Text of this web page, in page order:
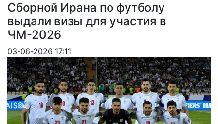
Сборной Ирана по футболу
выдали визы для участия в
ЧМ-2026
03-06-2026 17:11